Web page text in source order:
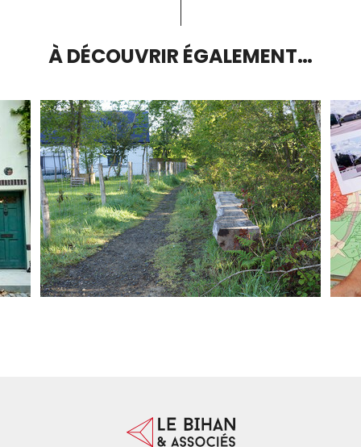
À DÉCOUVRIR ÉGALEMENT…
DOMAINE DU KREISKER